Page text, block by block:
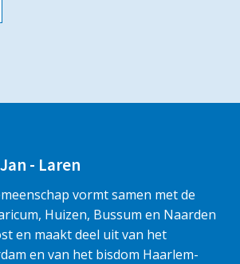
- Laren
vormt samen met de
Huizen, Bussum en Naarden
en maakt deel uit van het
en van het bisdom Haarlem-